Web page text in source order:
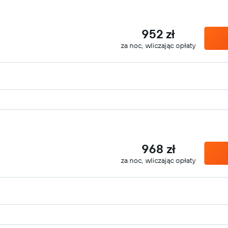
952 zł
za noc, wliczając opłaty
968 zł
za noc, wliczając opłaty